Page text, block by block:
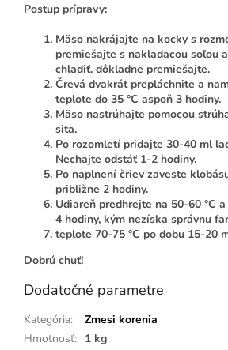
Postup prípravy:
Mäso nakrájajte na kocky s
premiešajte s nakladacou soľou
chladiť. dôkladne premiešajte.
Črevá dvakrát prepláchnite a
teplote do 35 °C aspoň 3 hodiny.
Mäso nastrúhajte pomocou
sita.
Po rozomletí pridajte 30-40 ml
Nechajte odstáť 1-2 hodiny.
Po naplnení čriev zaveste
približne 2 hodiny.
Udiareň predhrejte na 50-60 °C
4 hodiny, kým nezíska správnu
teplote 70-75 °C po dobu 15-20
Dobrú chuť!
Dodatočné parametre
Kategória:
Zmesi korenia
Hmotnosť: 1 kg